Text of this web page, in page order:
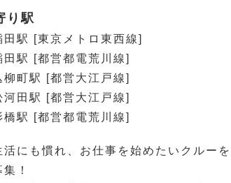
り駅
田駅 [東京メトロ東西線]
田駅 [都営都電荒川線]
柳町駅 [都営大江戸線]
河田駅 [都営大江戸線]
橋駅 [都営都電荒川線]
活にも慣れ、お仕事を始めたいクルーを
！